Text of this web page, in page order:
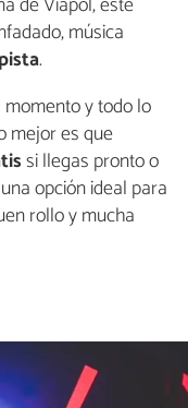
música
.
y todo lo
mejor es que
si llegas pronto o
opción ideal para
rollo y mucha